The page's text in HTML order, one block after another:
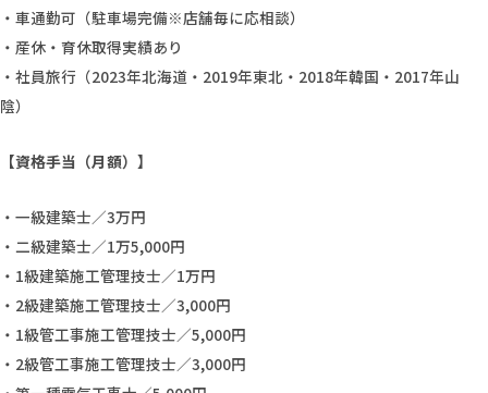
・車通勤可（駐車場完備※店舗毎に応相談）
・産休・育休取得実績あり
・社員旅行（2023年北海道・2019年東北・2018年韓国・2017年山
陰）
【資格手当（月額）】
・一級建築士／3万円
・二級建築士／1万5,000円
・1級建築施工管理技士／1万円
・2級建築施工管理技士／3,000円
・1級管工事施工管理技士／5,000円
・2級管工事施工管理技士／3,000円